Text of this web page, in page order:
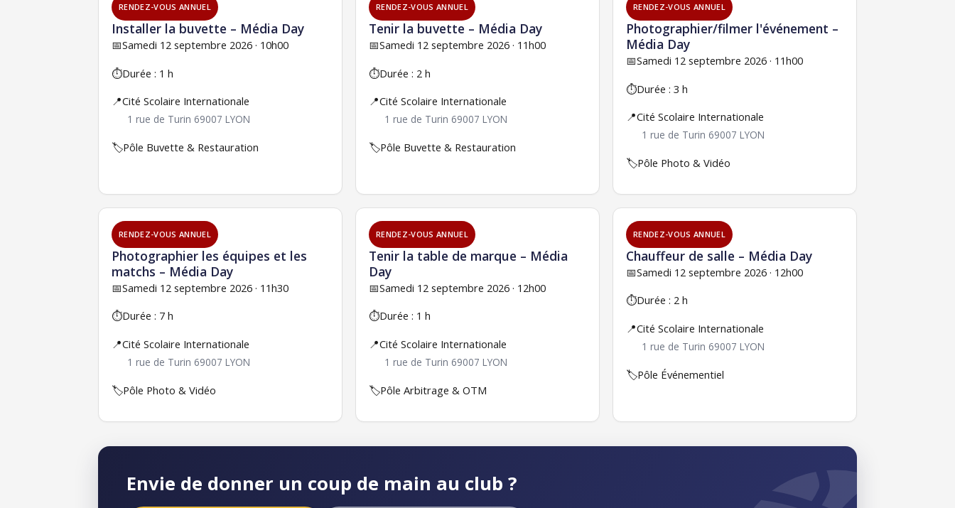
RENDEZ-VOUS ANNUEL
Installer la buvette – Média Day
📅Samedi 12 septembre 2026 · 10h00
⏱️Durée : 1 h
📍Cité Scolaire Internationale
1 rue de Turin 69007 LYON
🏷️Pôle Buvette & Restauration
RENDEZ-VOUS ANNUEL
Tenir la buvette – Média Day
📅Samedi 12 septembre 2026 · 11h00
⏱️Durée : 2 h
📍Cité Scolaire Internationale
1 rue de Turin 69007 LYON
🏷️Pôle Buvette & Restauration
RENDEZ-VOUS ANNUEL
Photographier/filmer l'événement –
Média Day
📅Samedi 12 septembre 2026 · 11h00
⏱️Durée : 3 h
📍Cité Scolaire Internationale
1 rue de Turin 69007 LYON
🏷️Pôle Photo & Vidéo
RENDEZ-VOUS ANNUEL
Photographier les équipes et les
matchs – Média Day
📅Samedi 12 septembre 2026 · 11h30
⏱️Durée : 7 h
📍Cité Scolaire Internationale
1 rue de Turin 69007 LYON
🏷️Pôle Photo & Vidéo
RENDEZ-VOUS ANNUEL
Tenir la table de marque – Média
Day
📅Samedi 12 septembre 2026 · 12h00
⏱️Durée : 1 h
📍Cité Scolaire Internationale
1 rue de Turin 69007 LYON
🏷️Pôle Arbitrage & OTM
RENDEZ-VOUS ANNUEL
Chauffeur de salle – Média Day
📅Samedi 12 septembre 2026 · 12h00
⏱️Durée : 2 h
📍Cité Scolaire Internationale
1 rue de Turin 69007 LYON
🏷️Pôle Événementiel
Envie de donner un coup de main au club ?